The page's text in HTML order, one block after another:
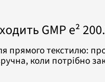
GMP e²
прямого текстилю:
коли потрібно